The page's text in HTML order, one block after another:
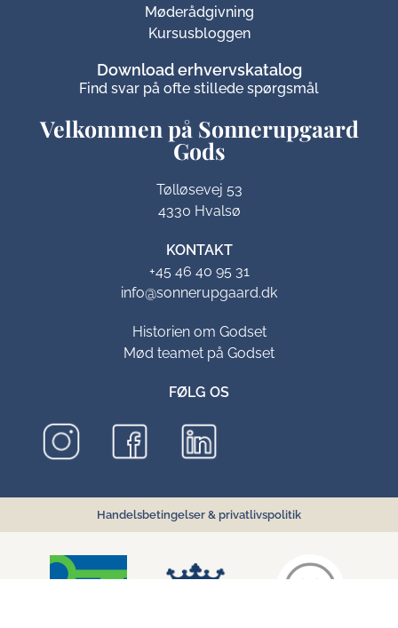
Velkommen på Sonnerupgaard
Gods​
Tølløsevej 53
4330 Hvalsø
KONTAKT
+45 46 40 95 31
info@sonnerupgaard.dk
Historien om Godset
Mød teamet på Godset
FØLG OS
Møderådgivning
Kursusbloggen
Download erhvervskatalog
Find svar på ofte stillede spørgsmål
Handelsbetingelser & privatlivspolitik